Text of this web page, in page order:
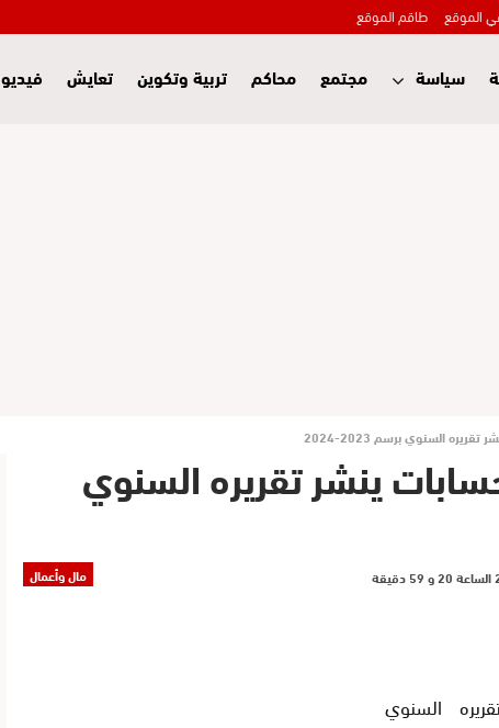
الموقع طاقم الموقع
سياسة مجتمع محاكم تربية وتكوين تعايش فيديو
السنوي برسم 2023-2024
ينشر تقريره السنوي
مال وأعمال
السنوي